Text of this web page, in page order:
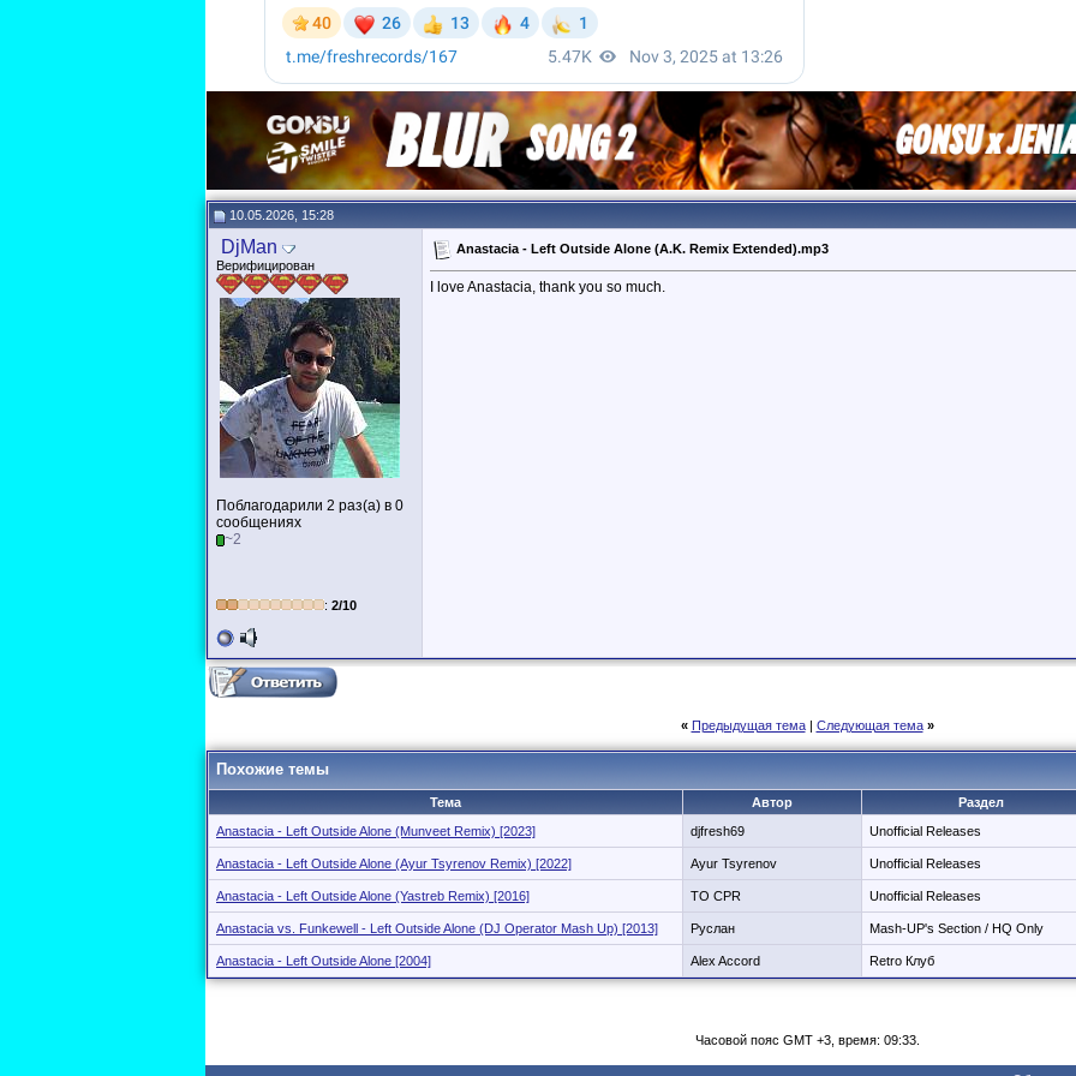
10.05.2026, 15:28
DjMan
Верифицирован
Поблагодарили 2 раз(а) в 0
сообщениях
~2
: 2/10
Anastacia - Left Outside Alone (A.K. Remix Extended).mp3
I love Anastacia, thank you so much.
« Предыдущая тема| Следующая тема »
Похожие темы
Тема Автор
Раздел
Anastacia - Left Outside Alone (Munveet Remix) [2023]
djfresh69 Unofficial Releases
Anastacia - Left Outside Alone (Ayur Tsyrenov Remix) [2022] Ayur Tsyrenov Unofficial Releases
Anastacia - Left Outside Alone (Yastreb Remix) [2016] TO CPR Unofficial Releases
Anastacia vs. Funkewell - Left Outside Alone (DJ Operator Mash Up) [2013] Руслан Mash-UP's Section / HQ Only
Anastacia - Left Outside Alone [2004] Alex Accord Retro Клуб
Часовой пояс GMT +3, время: 09:33.